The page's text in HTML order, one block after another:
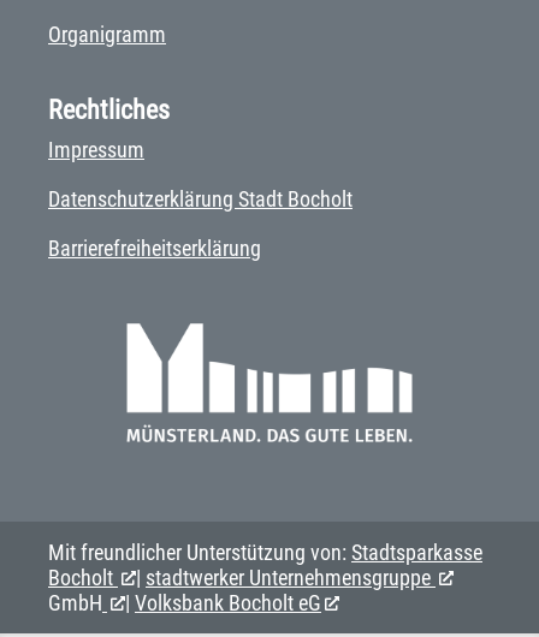
Organigramm
Rechtliches
Impressum
Datenschutzerklärung Stadt Bocholt
Barrierefreiheitserklärung
Mit freundlicher Unterstützung von: Stadtsparkasse
Bocholt
| stadtwerker Unternehmensgruppe
GmbH
| Volksbank Bocholt eG